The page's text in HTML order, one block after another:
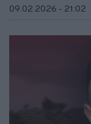
09.02.2026 - 21:02